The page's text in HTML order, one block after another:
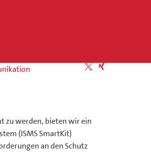
zu werden, bieten wir ein
(ISMS SmartKit)
an den Schutz